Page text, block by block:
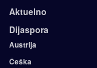
Aktuelno
Dijaspora
Austrija
Češka